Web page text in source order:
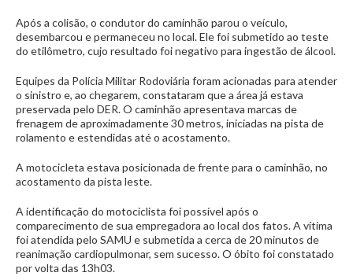
Após a colisão, o condutor do caminhão parou o veículo,
desembarcou e permaneceu no local. Ele foi submetido ao teste
do etilômetro, cujo resultado foi negativo para ingestão de álcool.
Equipes da Polícia Militar Rodoviária foram acionadas para atender
o sinistro e, ao chegarem, constataram que a área já estava
preservada pelo DER. O caminhão apresentava marcas de
frenagem de aproximadamente 30 metros, iniciadas na pista de
rolamento e estendidas até o acostamento.
A motocicleta estava posicionada de frente para o caminhão, no
acostamento da pista leste.
A identificação do motociclista foi possível após o
comparecimento de sua empregadora ao local dos fatos. A vítima
foi atendida pelo SAMU e submetida a cerca de 20 minutos de
reanimação cardiopulmonar, sem sucesso. O óbito foi constatado
por volta das 13h03.